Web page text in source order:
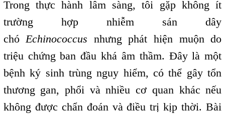
Trong thực hành lâm sàng, tôi gặp không ít
trường hợp nhiễm sán dây
chóEchinococcus nhưng phát hiện muộn do
triệu chứng ban đầu khá âm thầm. Đây là một
bệnh ký sinh trùng nguy hiểm, có thể gây tổn
thương gan, phổi và nhiều cơ quan khác nếu
không được chẩn đoán và điều trị kịp thời. Bài